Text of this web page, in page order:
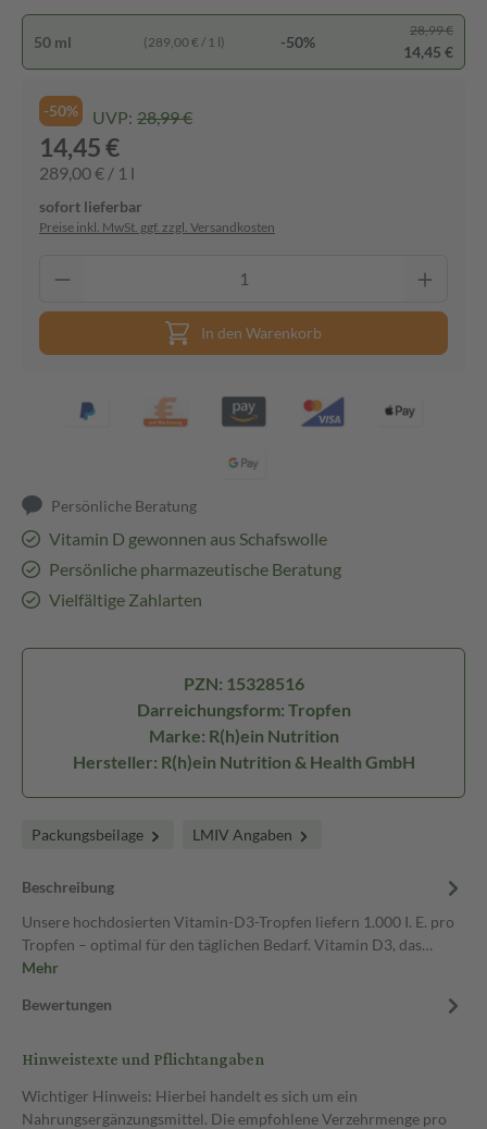
50 ml (289,00 € / 1 l) -50%
28,99 €
14,45 €
-50% UVP: 28,99 €
14,45 €
289,00 € / 1 l
sofort lieferbar
Preise inkl. MwSt. ggf. zzgl. Versandkosten
In den Warenkorb
Persönliche Beratung
Vitamin D gewonnen aus Schafswolle
Persönliche pharmazeutische Beratung
Vielfältige Zahlarten
PZN: 15328516
Darreichungsform: Tropfen
Marke: R(h)ein Nutrition
Hersteller: R(h)ein Nutrition & Health GmbH
Packungsbeilage LMIV Angaben
Beschreibung
Unsere hochdosierten Vitamin-D3-Tropfen liefern 1.000 I. E. pro
Tropfen – optimal für den täglichen Bedarf. Vitamin D3, das…
Mehr
Bewertungen
Hinweistexte und Pflichtangaben
Wichtiger Hinweis: Hierbei handelt es sich um ein
Nahrungsergänzungsmittel. Die empfohlene Verzehrmenge pro